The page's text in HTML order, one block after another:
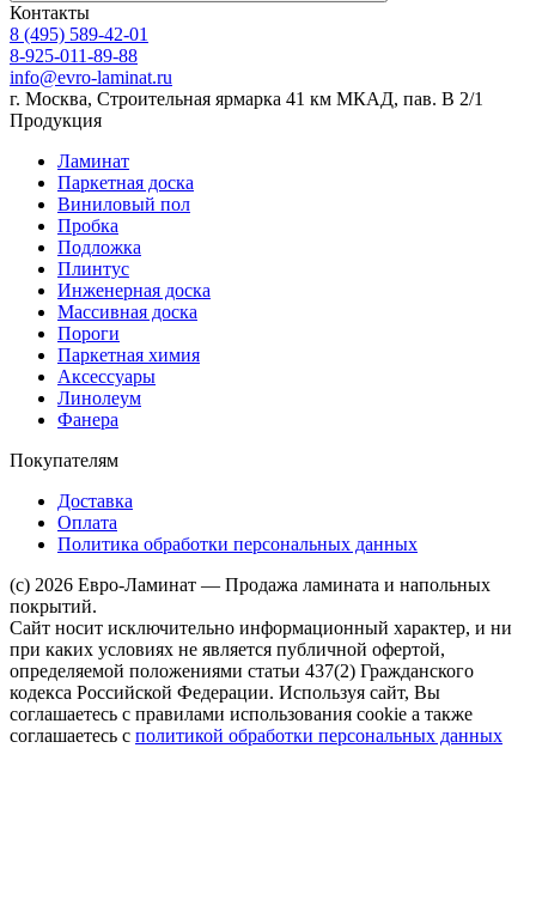
Контакты
8 (495) 589-42-01
8-925-011-89-88
info@evro-laminat.ru
г. Москва, Строительная ярмарка 41 км МКАД, пав. В 2/1
Продукция
Ламинат
Паркетная доска
Виниловый пол
Пробка
Подложка
Плинтус
Инженерная доска
Массивная доска
Пороги
Паркетная химия
Аксессуары
Линолеум
Фанера
Покупателям
Доставка
Оплата
Политика обработки персональных данных
(c) 2026 Евро-Ламинат — Продажа ламината и напольных
покрытий.
Сайт носит исключительно информационный характер, и ни
при каких условиях не является публичной офертой,
определяемой положениями статьи 437(2) Гражданского
кодекса Российской Федерации. Используя сайт, Вы
соглашаетесь с правилами использования cookie а также
соглашаетесь с политикой обработки персональных данных